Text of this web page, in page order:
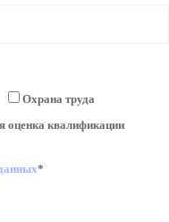
Охрана труда
оценка квалификации
*